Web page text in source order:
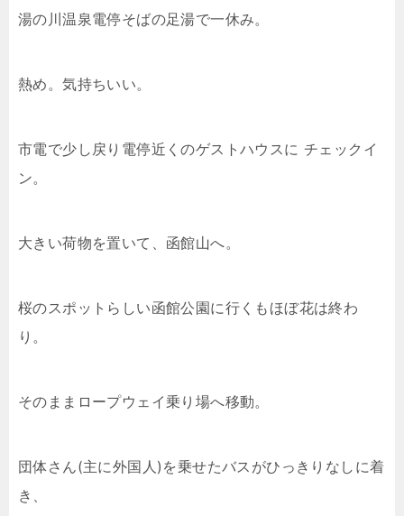
湯の川温泉電停そばの足湯で一休み。
熱め。気持ちいい。
市電で少し戻り電停近くのゲストハウスに チェックイ
ン。
大きい荷物を置いて、函館山へ。
桜のスポットらしい函館公園に行くもほぼ花は終わ
り。
そのままロープウェイ乗り場へ移動。
団体さん(主に外国人)を乗せたバスがひっきりなしに着
き、